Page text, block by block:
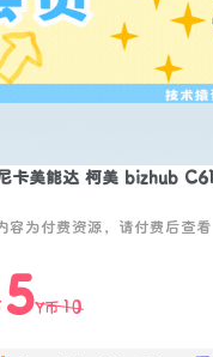
卡美能达 柯美 bizhub
容为付费资源，请付费后查看
5Y币10